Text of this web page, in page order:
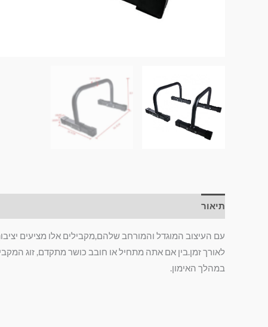
תיאור
עם העיצוב המוגדל והמורחב שלהם,מקבילים אלו מציעים
לאורך זמן.בין אם אתה מתחיל או חובב כושר מתקדם, זוג
במהלך האימון.